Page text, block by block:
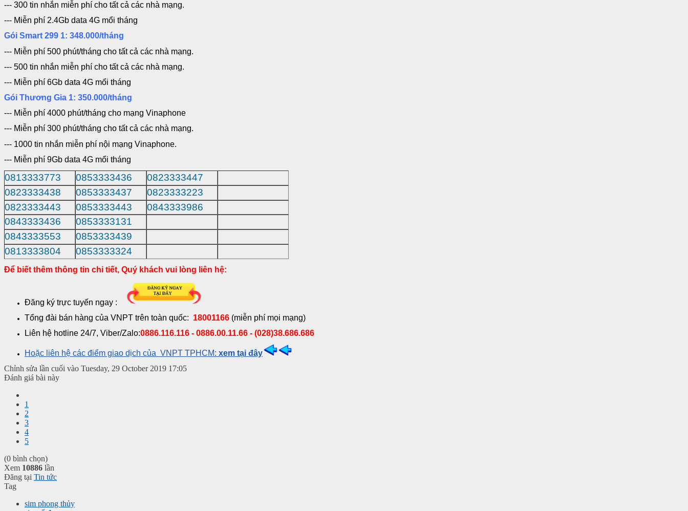
--- 300 tin nhắn miễn phí cho tất cả các nhà mạng.
--- Miễn phí 2.4Gb data 4G mổi tháng
Gói Smart 299 1: 348.000/tháng
--- Miễn phí 500 phút/tháng cho tất cả các nhà mạng.
--- 500 tin nhắn miễn phí cho tất cả các nhà mạng.
--- Miễn phí 6Gb data 4G mổi tháng
Gói Thương Gia 1: 350.000/tháng
--- Miễn phí 4000 phút/tháng cho mạng Vinaphone
--- Miễn phí 300 phút/tháng cho tất cả các nhà mạng.
--- 1000 tin nhắn miễn phí nội mạng Vinaphone.
--- Miễn phí 9Gb data 4G mổi tháng
0813333773 0853333436
0823333447
0823333438
0853333437
0823333223
0823333443
0853333443
0843333986
0843333436
0853333131
0843333553
0853333439
0813333804
0853333324
Để biết thêm thông tin chi tiết, Quý khách vui lòng liên hệ:
Đăng ký trực tuyến ngay :
Tổng đài bán hàng của VNPT trên toàn quốc: 18001166 (miễn phí mọi mạng)
Liên hệ hotline 24/7, Viber/Zalo:0886.116.116 - 0886.00.11.66 - (028)38.686.686
Hoặc liên hệ các điểm giao dịch của VNPT TPHCM: xem tại đây
Chỉnh sửa lần cuối vào Tuesday, 29 October 2019 17:05
Đánh giá bài này
1
2
3
4
5
(0 bình chọn)
Xem 10886 lần
Đăng tại Tin tức
Tag
sim phong thủy